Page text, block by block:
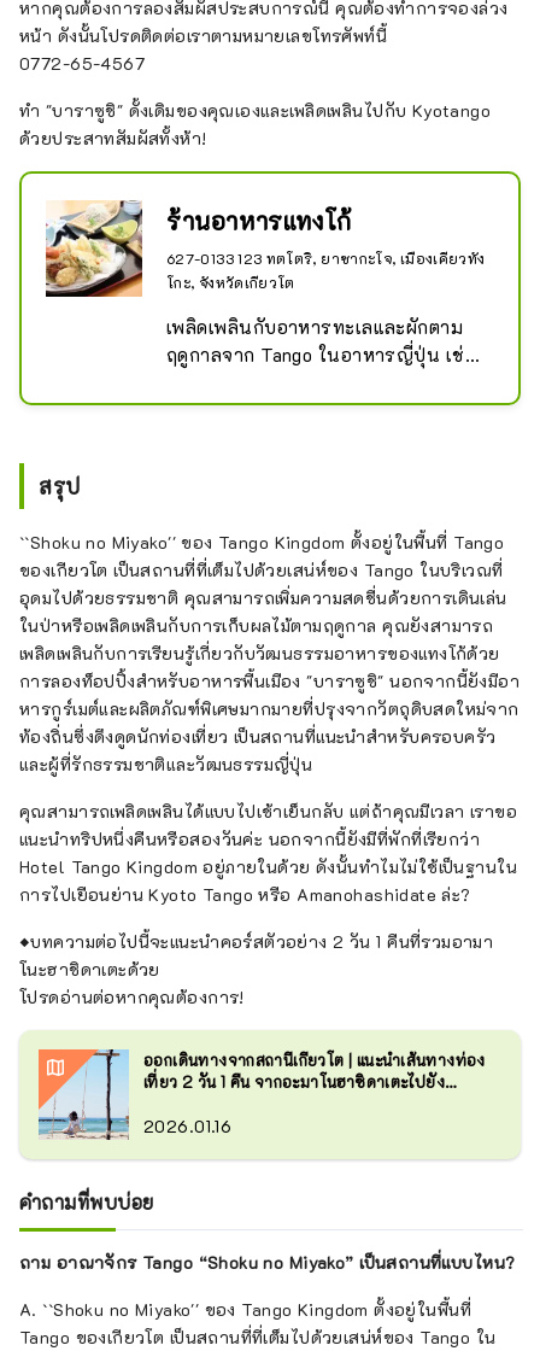
หากคุณต้องการลองสัมผัสประสบการณ์นี้ คุณต้องทำการจองล่วง
หน้า ดังนั้นโปรดติดต่อเราตามหมายเลขโทรศัพท์นี้
0772-65-4567
ทำ "บาราซูชิ" ดั้งเดิมของคุณเองและเพลิดเพลินไปกับ Kyotango
ด้วยประสาทสัมผัสทั้งห้า!
ร้านอาหารแทงโก้
627-0133 123 ทตโตริ, ยาซากะโจ, เมืองเคียวทัง
โกะ, จังหวัดเกียวโต
เพลิดเพลินกับอาหารทะเลและผักตาม
ฤดูกาลจาก Tango ในอาหารญี่ปุ่น เช่น
สรุป
``Shoku no Miyako'' ของ Tango Kingdom ตั้งอยู่ในพื้นที่ Tango
ของเกียวโต เป็นสถานที่ที่เต็มไปด้วยเสน่ห์ของ Tango ในบริเวณที่
อุดมไปด้วยธรรมชาติ คุณสามารถเพิ่มความสดชื่นด้วยการเดินเล่น
ในป่าหรือเพลิดเพลินกับการเก็บผลไม้ตามฤดูกาล คุณยังสามารถ
เพลิดเพลินกับการเรียนรู้เกี่ยวกับวัฒนธรรมอาหารของแทงโก้ด้วย
การลองท็อปปิ้งสำหรับอาหารพื้นเมือง "บาราซูชิ" นอกจากนี้ยังมีอา
หารกูร์เมต์และผลิตภัณฑ์พิเศษมากมายที่ปรุงจากวัตถุดิบสดใหม่จาก
ท้องถิ่นซึ่งดึงดูดนักท่องเที่ยว เป็นสถานที่แนะนำสำหรับครอบครัว
และผู้ที่รักธรรมชาติและวัฒนธรรมญี่ปุ่น
คุณสามารถเพลิดเพลินได้แบบไปเช้าเย็นกลับ แต่ถ้าคุณมีเวลา เราขอ
แนะนำทริปหนึ่งคืนหรือสองวันค่ะ นอกจากนี้ยังมีที่พักที่เรียกว่า
Hotel Tango Kingdom อยู่ภายในด้วย ดังนั้นทำไมไม่ใช้เป็นฐานใน
การไปเยือนย่าน Kyoto Tango หรือ Amanohashidate ล่ะ?
◆บทความต่อไปนี้จะแนะนำคอร์สตัวอย่าง 2 วัน 1 คืนที่รวมอามา
โนะฮาชิดาเตะด้วย
โปรดอ่านต่อหากคุณต้องการ!
ออกเดินทางจากสถานีเกียวโต | แนะนำเส้นทางท่อง
เที่ยว 2 วัน 1 คืน จากอะมาโนฮาชิดาเตะไปยัง
2026.01.16
คำถามที่พบบ่อย
ถาม อาณาจักร Tango “Shoku no Miyako” เป็นสถานที่แบบไหน?
A. ``Shoku no Miyako'' ของ Tango Kingdom ตั้งอยู่ในพื้นที่
Tango ของเกียวโต เป็นสถานที่ที่เต็มไปด้วยเสน่ห์ของ Tango ใน